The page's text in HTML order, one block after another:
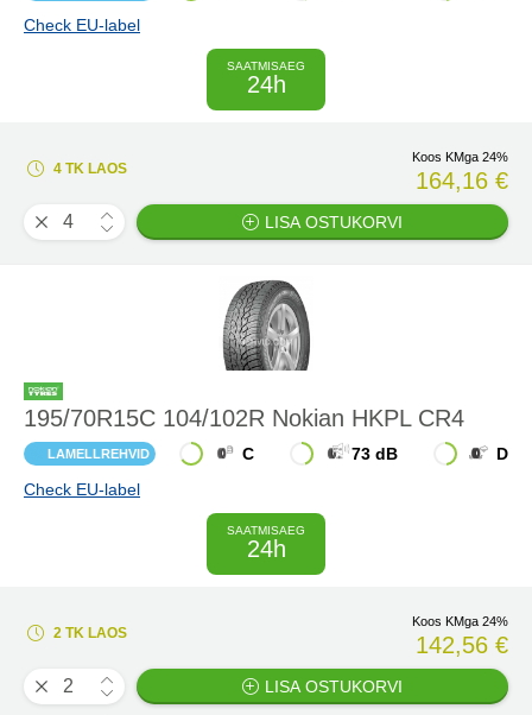
Check EU-label
SAATMISAEG
24h
4 TK LAOS
Koos KMga 24%
164,16 €
LISA OSTUKORVI
195/70R15C 104/102R Nokian HKPL CR4
LAMELLREHVID C 73 dB
D
Check EU-label
SAATMISAEG
24h
2 TK LAOS
Koos KMga 24%
142,56 €
LISA OSTUKORVI